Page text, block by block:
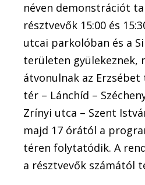
néven demonstrációt
résztvevők 15:00 és
utcai parkolóban és a
területen gyülekeznek,
átvonulnak az Erzsébet
tér – Lánchíd –
Zrínyi utca – Szent
majd 17 órától a
téren folytatódik. A
a résztvevők számától